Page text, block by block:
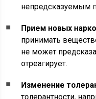
непредсказуемым
Прием новых
принимать
не может
отреагирует.
Изменение
толерантности,